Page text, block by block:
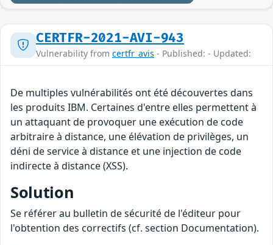
CERTFR-2021-AVI-943
Vulnerability from certfr_avis - Published: - Updated:
De multiples vulnérabilités ont été découvertes dans
les produits IBM. Certaines d'entre elles permettent à
un attaquant de provoquer une exécution de code
arbitraire à distance, une élévation de privilèges, un
déni de service à distance et une injection de code
indirecte à distance (XSS).
Solution
Se référer au bulletin de sécurité de l'éditeur pour
l'obtention des correctifs (cf. section Documentation).